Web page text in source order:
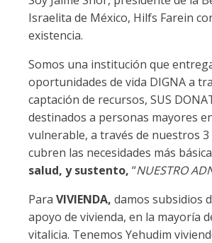
Israelita de México, Hilfs Farein
existencia.
Somos una institución que
oportunidades de vida DIGNA a
captación de recursos, SUS
destinados a personas mayores
vulnerable, a través de nuestros
cubren las necesidades más
salud, y sustento, “NUESTRO
Para VIVIENDA, damos subsidios
apoyo de vivienda, en la mayoría
vitalicia. Tenemos Yehudim